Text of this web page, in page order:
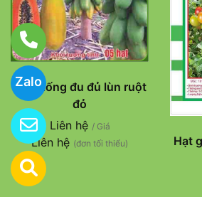
Zalo
Hạt giống đu đủ lùn ruột
đỏ
Liên hệ / Giá
Liên hệ (đơn tối thiểu)
Hạt